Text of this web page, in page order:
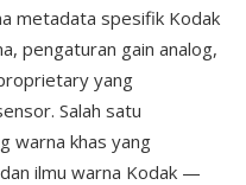
metadata spesifik Kodak
pengaturan gain analog,
yang
Salah satu
warna khas yang
ilmu warna Kodak —